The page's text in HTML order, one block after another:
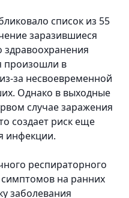
список из 55
заразившиеся
здравоохранения
произошли в
за несвоевременной
Однако в выходные
случае заражения
создает риск еще
инфекции.
респираторного
на ранних
заболевания